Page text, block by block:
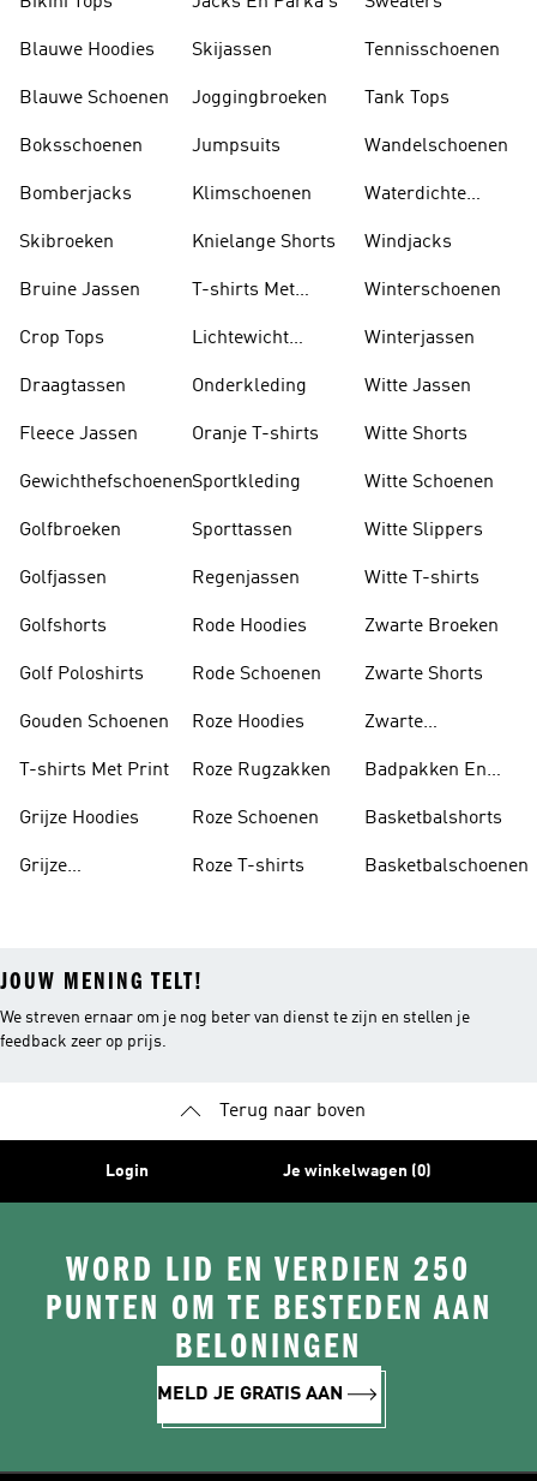
Blauwe Hoodies
Blauwe Schoenen
Boksschoenen
Bomberjacks
Skibroeken
Bruine Jassen
Crop Tops
Draagtassen
Fleece Jassen
Gewichthefschoenen
Golfbroeken
Golfjassen
Golfshorts
Golf Poloshirts
Gouden Schoenen
T-shirts Met Print
Grijze Hoodies
Grijze
Skijassen
Joggingbroeken
Jumpsuits
Klimschoenen
Knielange Shorts
T-shirts Met
Lichtewicht
Onderkleding
Oranje T-shirts
Sportkleding
Sporttassen
Regenjassen
Rode Hoodies
Rode Schoenen
Roze Hoodies
Roze Rugzakken
Roze Schoenen
Roze T-shirts
Tennisschoenen
Tank Tops
Wandelschoenen
Waterdichte
Windjacks
Winterschoenen
Winterjassen
Witte Jassen
Witte Shorts
Witte Schoenen
Witte Slippers
Witte T-shirts
Zwarte Broeken
Zwarte Shorts
Zwarte
Badpakken En
Basketbalshorts
Basketbalschoenen
JOUW MENING TELT!
We streven ernaar om je nog beter van dienst te zijn en stellen je
feedback zeer op prijs.
Terug naar boven
Login Je winkelwagen (0)
WORD LID EN VERDIEN 250
PUNTEN OM TE BESTEDEN AAN
BELONINGEN
MELD JE GRATIS AAN